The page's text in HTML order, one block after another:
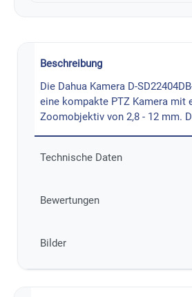
Beschreibung
Die Dahua Kamera D-
eine kompakte PTZ Kamera mit
Zoomobjektiv von 2,8 - 12 mm.
Technische Daten
Bewertungen
Bilder